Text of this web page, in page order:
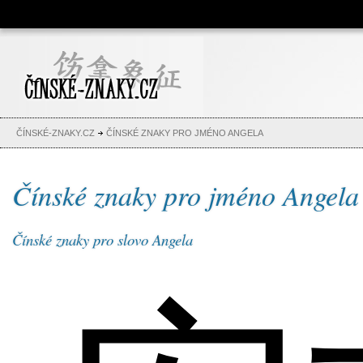
Čínské znaky, česko-čínský
slovník, abeceda, jména,
tetování
ČÍNSKÉ-ZNAKY.CZ ČÍNSKÉ ZNAKY PRO JMÉNO ANGELA
Čínské znaky pro jméno Angela
Čínské znaky pro slovo Angela